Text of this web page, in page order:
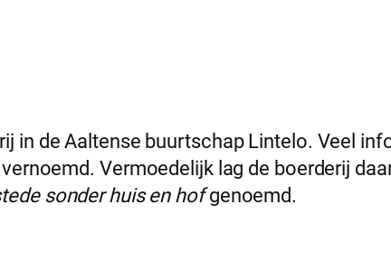
in de Aaltense buurtschap Lintelo. Veel
Vermoedelijk lag de boerderij
sonder huis en hofgenoemd.